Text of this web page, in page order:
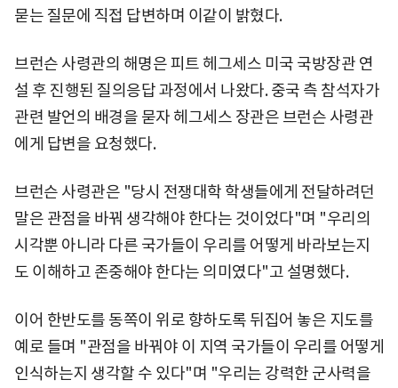
묻는 질문에 직접 답변하며 이같이 밝혔다.
브런슨 사령관의 해명은 피트 헤그세스 미국 국방장관 연
설 후 진행된 질의응답 과정에서 나왔다. 중국 측 참석자가
관련 발언의 배경을 묻자 헤그세스 장관은 브런슨 사령관
에게 답변을 요청했다.
브런슨 사령관은 "당시 전쟁대학 학생들에게 전달하려던
말은 관점을 바꿔 생각해야 한다는 것이었다"며 "우리의
시각뿐 아니라 다른 국가들이 우리를 어떻게 바라보는지
도 이해하고 존중해야 한다는 의미였다"고 설명했다.
이어 한반도를 동쪽이 위로 향하도록 뒤집어 놓은 지도를
예로 들며 "관점을 바꿔야 이 지역 국가들이 우리를 어떻게
인식하는지 생각할 수 있다"며 "우리는 강력한 군사력을